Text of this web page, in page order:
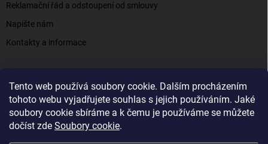
Tento web používá soubory cookie. Dalším procházením
tohoto webu vyjadřujete souhlas s jejich používáním. Jaké
soubory cookie sbíráme a k čemu je používáme se můžete
dočíst zde Soubory cookie.
Reklamační řád a odstoupení od smlouvy
Napište nám
Kontakty a informace
Elenys.cz - šperky, kterým věříte už od roku 2016